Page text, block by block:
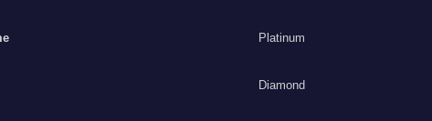
Platinum
Diamond